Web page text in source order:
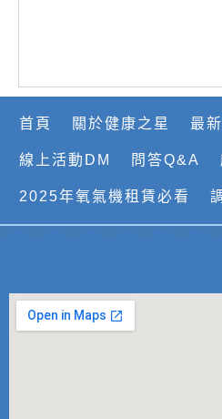
首頁 關於健康之星 最
線上活動DM 問答Q&A
2025年氧氣機租賃必看